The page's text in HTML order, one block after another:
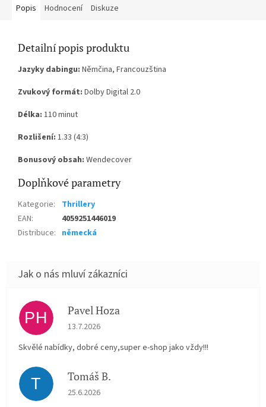
Popis Hodnocení Diskuze
Detailní popis produktu
Jazyky dabingu: Němčina, Francouzština
Zvukový formát: Dolby Digital 2.0
Délka: 110 minut
Rozlišení: 1.33 (4:3)
Bonusový obsah: Wendecover
Doplňkové parametry
Kategorie:
Thrillery
EAN:
4059251446019
Distribuce: německá
PH Pavel Hoza
Hodnocení obchodu je 5 z 5 hvězdiček.
13.7.2026
Skvělé nabídky, dobré ceny,super e-shop jako vždy!!!
T Tomáš B.
Hodnocení obchodu je 5 z 5 hvězdiček.
25.6.2026